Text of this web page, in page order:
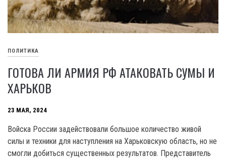
ПОЛИТИКА
ГОТОВА ЛИ АРМИЯ РФ АТАКОВАТЬ СУМЫ И
ХАРЬКОВ
23 МАЯ, 2024
Войска России задействовали большое количество живой
силы и техники для наступления на Харьковскую область, но не
смогли добиться существенных результатов. Представитель